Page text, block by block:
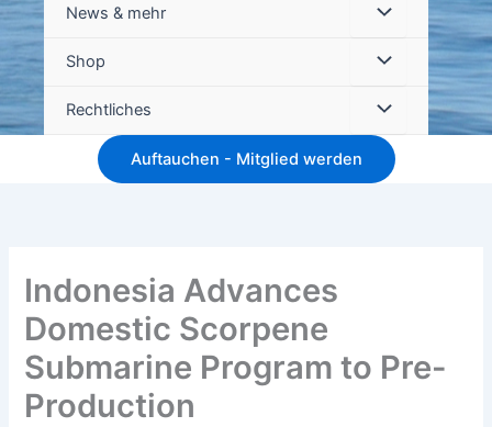
News & mehr
Shop
Rechtliches
Auftauchen - Mitglied werden
Indonesia Advances
Domestic Scorpene
Submarine Program to Pre-
Production